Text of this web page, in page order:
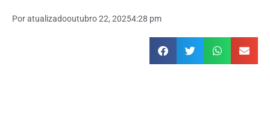
Poratualizadooutubro 22, 20254:28 pm